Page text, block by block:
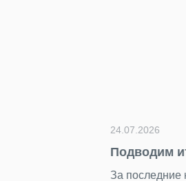
Каждый кадр показал